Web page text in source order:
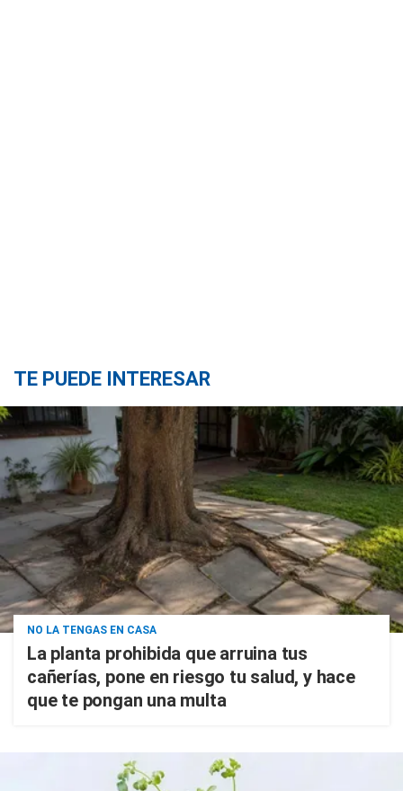
TE PUEDE INTERESAR
NO LA TENGAS EN CASA
La planta prohibida que arruina tus
cañerías, pone en riesgo tu salud, y hace
que te pongan una multa